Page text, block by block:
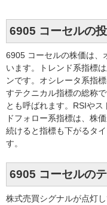
6905 コーセルの
6905 コーセルの株価は、
います。トレンド系指標
ンです。オシレータ系指
すテクニカル指標の総称
とも呼ばれます。RSIや
ドフォロー系指標は、株
続けると指標も下がるタ
す。
6905 コーセルの
株式売買シグナルが点灯